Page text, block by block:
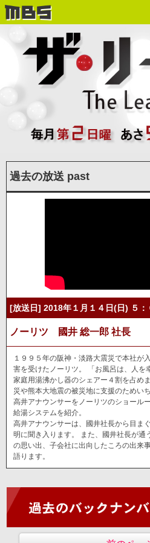
過去の放送 past
[放送日] 2018年１月１４日(日) ５：
ノーリツ 國井 総一郎 社長
１９９５年の阪神・淡路大震災で本社が
害を受けたノーリツ。 「お風呂は、人を
家庭用湯沸かし器のシェアー４割を占め
災や熊本大地震の被災地に支援のためい
高井アナウンサーをノーリツのショール
給湯システムを紹介。
高井アナウンサーは、國井社長から目ま
明に聞き入ります。 また、國井社長が通
の思い出、子会社に出向したころの出来
語ります。